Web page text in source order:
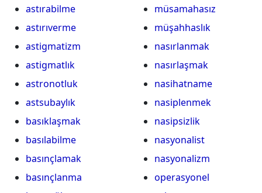
astırabilme
astırıverme
astigmatizm
astigmatlık
astronotluk
astsubaylık
basıklaşmak
basılabilme
basınçlamak
basınçlanma
müsamahasız
müşahhaslık
nasırlanmak
nasırlaşmak
nasihatname
nasiplenmek
nasipsizlik
nasyonalist
nasyonalizm
operasyonel